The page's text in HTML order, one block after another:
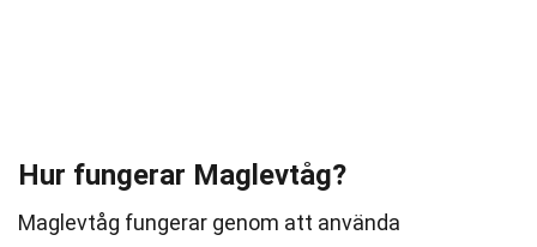
Hur fungerar Maglevtåg?
Maglevtåg fungerar genom att använda